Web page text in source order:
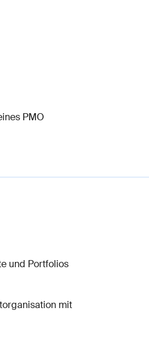
PMO
und Portfolios
mit